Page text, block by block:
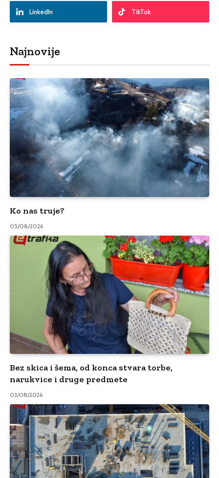
LinkedIn TikTok
Najnovije
Ko nas truje?
05/08/2026
Bez skica i šema, od konca stvara torbe,
narukvice i druge predmete
03/08/2026